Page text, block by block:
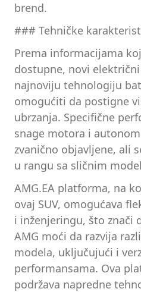
brend.
### Tehničke
Prema informacijama
dostupne, novi
najnoviju tehnologiju
omogućiti da postigne
ubrzanja. Specifične
snage motora i
zvanično objavljene, ali
u rangu sa sličnim
AMG.EA platforma, na
ovaj SUV, omogućava
i inženjeringu, što znači
AMG moći da razvija
modela, uključujući i
performansama. Ova
podržava napredne